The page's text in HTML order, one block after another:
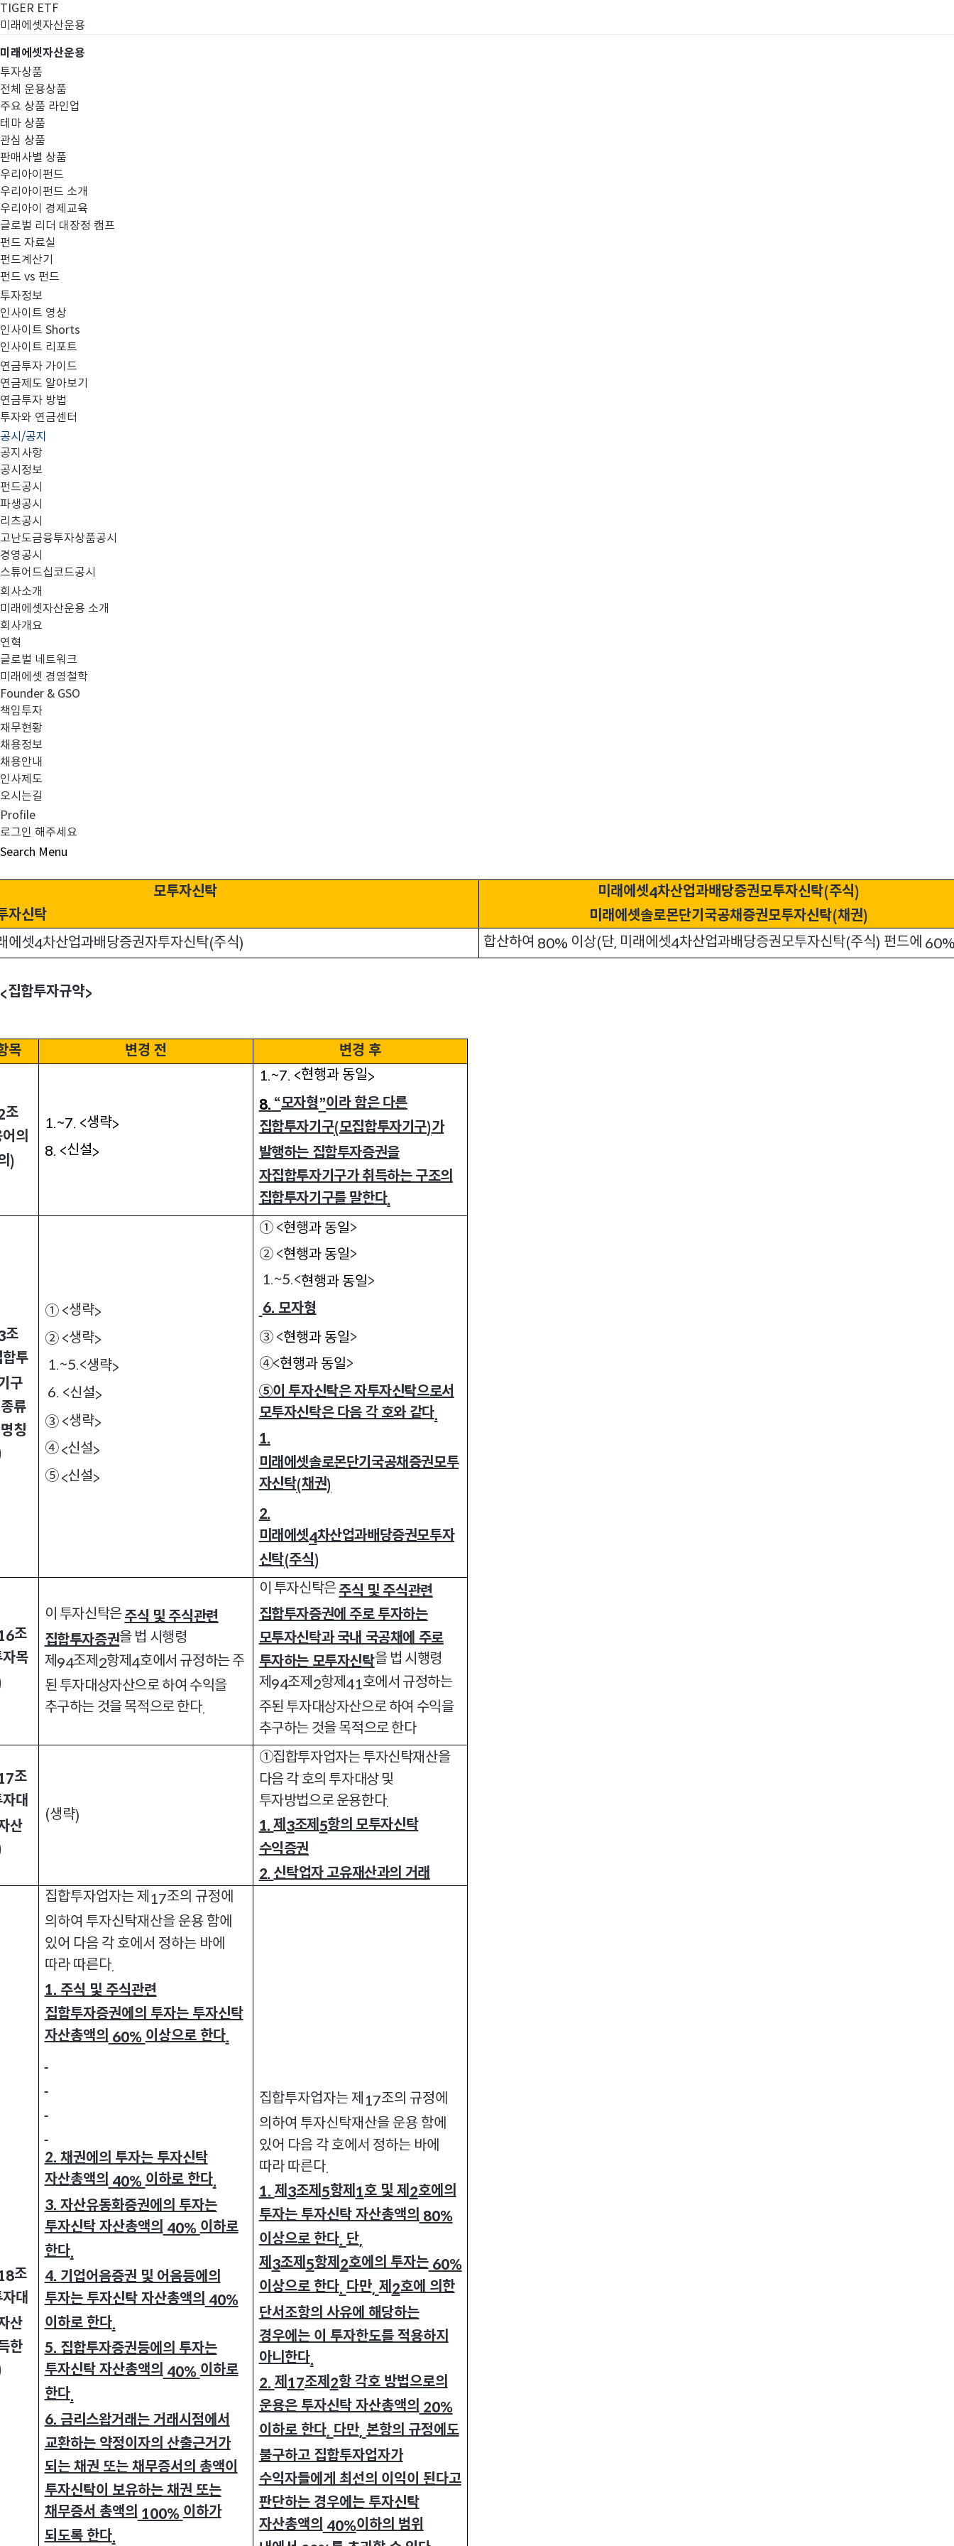
TIGER ETF
미래에셋자산운용
미래에셋자산운용
투자상품
전체 운용상품
주요 상품 라인업
테마 상품
관심 상품
판매사별 상품
우리아이펀드
우리아이펀드 소개
우리아이 경제교육
글로벌 리더 대장정 캠프
펀드 자료실
펀드계산기
펀드 vs 펀드
투자정보
인사이트 영상
인사이트 Shorts
인사이트 리포트
연금투자 가이드
연금제도 알아보기
연금투자 방법
투자와 연금센터
공시/공지
공지사항
공시정보
펀드공시
파생공시
리츠공시
고난도금융투자상품공시
경영공시
스튜어드십코드공시
회사소개
미래에셋자산운용 소개
회사개요
연혁
글로벌 네트워크
미래에셋 경영철학
Founder & GSO
책임투자
재무현황
채용정보
채용안내
인사제도
오시는길
Profile
로그인 해주세요
Search Menu
펀드공시
집합투자규약 및 투자설명서 변경의 건
1. 대상펀드
2.
효력발생일
3.
변경사항:
1) 투자신탁 명칭 변경
2)
모자형 전환으로 인한 변경
3)
운용역 변경
4)
자본시장법 관련 법 개정사항 반영
4.
변경내용
1)
투자신탁 명칭 변경
래에셋
2) 모자형 전환으로 인한 변경
모투자신탁
자신탁
미래에셋4차산업과배당증권모투자신탁(주식)
미래에셋솔로몬단기국공채증권모투자신탁(채권)
에셋4차산업과배당증권자투자신탁(주식) 합산하여 80% 이상(단, 미래에셋4차산업과배당증권모투자신탁(주식) 펀드에
<집합투자규약>
목 변경 전 변경 후
조
의
)
1.~7. <생략>
8. <신설>
1.~7. <현행과 동일>
8. “모자형”이라 함은 다른
집합투자기구(모집합투자기구)가
발행하는 집합투자증권을
자집합투자기구가 취득하는 구조의
집합투자기구를 말한다.
조
투
구
류
칭
① <생략>
② <생략>
1.~5.<생략>
6. <신설>
③ <생략>
④<신설>
⑤<신설>
① <현행과 동일>
② <현행과 동일>
1.~5.<현행과 동일>
6. 모자형
③ <현행과 동일>
④<현행과 동일>
⑤이 투자신탁은 자투자신탁으로서
모투자신탁은 다음 각 호와 같다.
1.
미래에셋솔로몬단기국공채증권모투
자신탁(채권)
2.
미래에셋4차산업과배당증권모투자
신탁(주식)
조
목
이 투자신탁은주식 및 주식관련
집합투자증권을 법 시행령
제 94조제 2항제 4호에서 규정하는 주
된 투자대상자산으로 하여 수익을
추구하는 것을 목적으로 한다.
이 투자신탁은주식 및 주식관련
집합투자증권에 주로 투자하는
모투자신탁과 국내 국공채에 주로
투자하는 모투자신탁을 법 시행령
제 94조제 2항제 41호에서 규정하는
주된 투자대상자산으로 하여 수익을
추구하는 것을 목적으로 한다
조
대
산
(생략)
①집합투자업자는 투자신탁재산을
다음 각 호의 투자대상 및
투자방법으로 운용한다.
1.제 3조제 5항의 모투자신탁
수익증권
2.신탁업자 고유재산과의 거래
조
대
산
한
집합투자업자는 제 17조의 규정에
의하여 투자신탁재산을 운용 함에
있어 다음 각 호에서 정하는 바에
따라 따른다.
1. 주식 및 주식관련
집합투자증권에의 투자는 투자신탁
자산총액의60%이상으로 한다.
2. 채권에의 투자는 투자신탁
자산총액의40%이하로 한다.
3. 자산유동화증권에의 투자는
투자신탁 자산총액의40%이하로
한다.
4. 기업어음증권 및 어음등에의
투자는 투자신탁 자산총액의40%
이하로 한다.
5. 집합투자증권등에의 투자는
투자신탁 자산총액의40%이하로
한다.
6. 금리스왑거래는 거래시점에서
교환하는 약정이자의 산출근거가
되는 채권 또는 채무증서의 총액이
투자신탁이 보유하는 채권 또는
채무증서 총액의100%이하가
되도록 한다.
집합투자업자는 제 17조의 규정에
의하여 투자신탁재산을 운용 함에
있어 다음 각 호에서 정하는 바에
따라 따른다.
1.제 3조제 5항제 1호 및 제 2호에의
투자는 투자신탁 자산총액의80%
이상으로 한다.단,
제 3조제 5항제 2호에의 투자는60%
이상으로 한다.다만,제 2호에 의한
단서조항의 사유에 해당하는
경우에는 이 투자한도를 적용하지
아니한다.
2.제 17조제 2항 각호 방법으로의
운용은 투자신탁 자산총액의20%
이하로 한다.다만,본항의 규정에도
불구하고 집합투자업자가
수익자들에게 최선의 이익이 된다고
판단하는 경우에는 투자신탁
자산총액의40%이하의 범위